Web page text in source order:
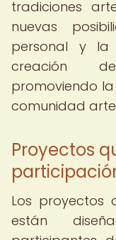
tradiciones
nuevas
personal y la
creación
promoviendo
comunidad
Proyectos
Los proyectos
están